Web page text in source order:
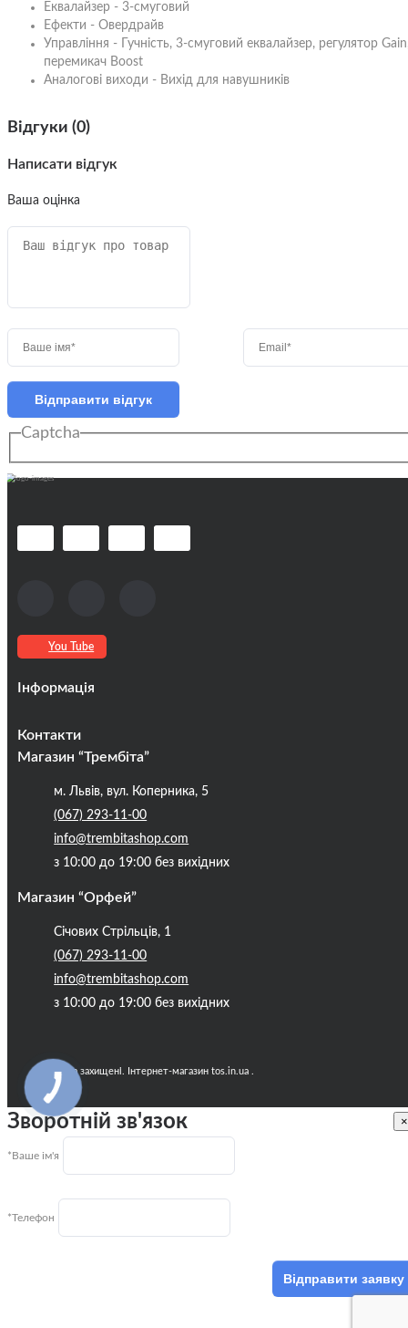
Еквалайзер - 3-смуговий
Ефекти - Овердрайв
Управління - Гучність, 3-смуговий еквалайзер, регулятор
перемикач Boost
Аналогові виходи - Вихід для навушників
Відгуки (0)
Написати відгук
Ваша оцінка
Відправити відгук
Captcha
You Tube
Інформація
Кредити
Контакти
Публічна оферта
Бренди
Блог
Контакти
Магазин “Трембіта”
м. Львів, вул. Коперника, 5
(067) 293-11-00
info@trembitashop.com
з 10:00 до 19:00 без вихідних
Магазин “Орфей”
Січових Стрільців, 1
(067) 293-11-00
info@trembitashop.com
з 10:00 до 19:00 без вихідних
Всі права захищені. Інтернет-магазин tos.in.ua .
Зворотній зв'язок ×
*Ваше ім'я
*Телефон
Відправити заявку